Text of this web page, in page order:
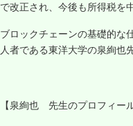
で改正され、今後も所得税を
ブロックチェーンの基礎的な
人者である東洋大学の泉絢也
【泉絢也 先生のプロフィー